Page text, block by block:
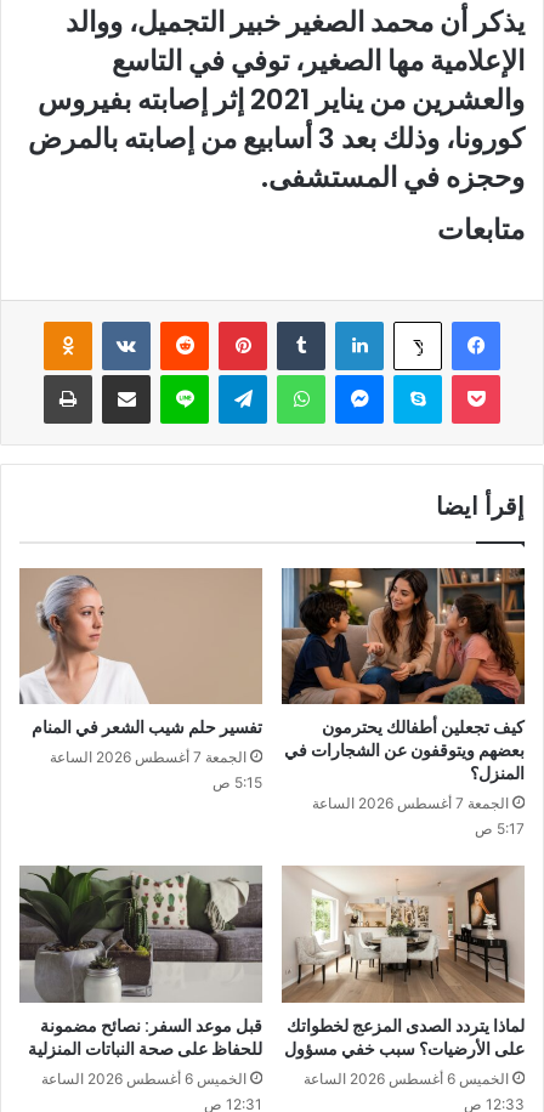
يذكر أن محمد الصغير خبير التجميل، ووالد
الإعلامية مها الصغير، توفي في التاسع
والعشرين من يناير 2021 إثر إصابته بفيروس
كورونا، وذلك بعد 3 أسابيع من إصابته بالمرض
وحجزه في المستشفى.
متابعات
فيسبوك ‫X لينكدإن بينتيريست
سكايب واتساب لاين
إقرأ ايضا
كيف تجعلين أطفالك يحترمون
بعضهم ويتوقفون عن الشجارات في
المنزل؟
الجمعة 7 أغسطس 2026 الساعة
5:17 ص
تفسير حلم شيب الشعر في المنام
الجمعة 7 أغسطس 2026 الساعة
5:15 ص
لماذا يتردد الصدى المزعج لخطواتك
على الأرضيات؟ سبب خفي مسؤول
الخميس 6 أغسطس 2026 الساعة
12:33 ص
قبل موعد السفر: نصائح مضمونة
للحفاظ على صحة النباتات المنزلية
الخميس 6 أغسطس 2026 الساعة
12:31 ص